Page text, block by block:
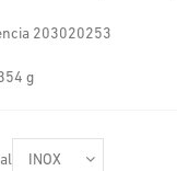
203020253
g